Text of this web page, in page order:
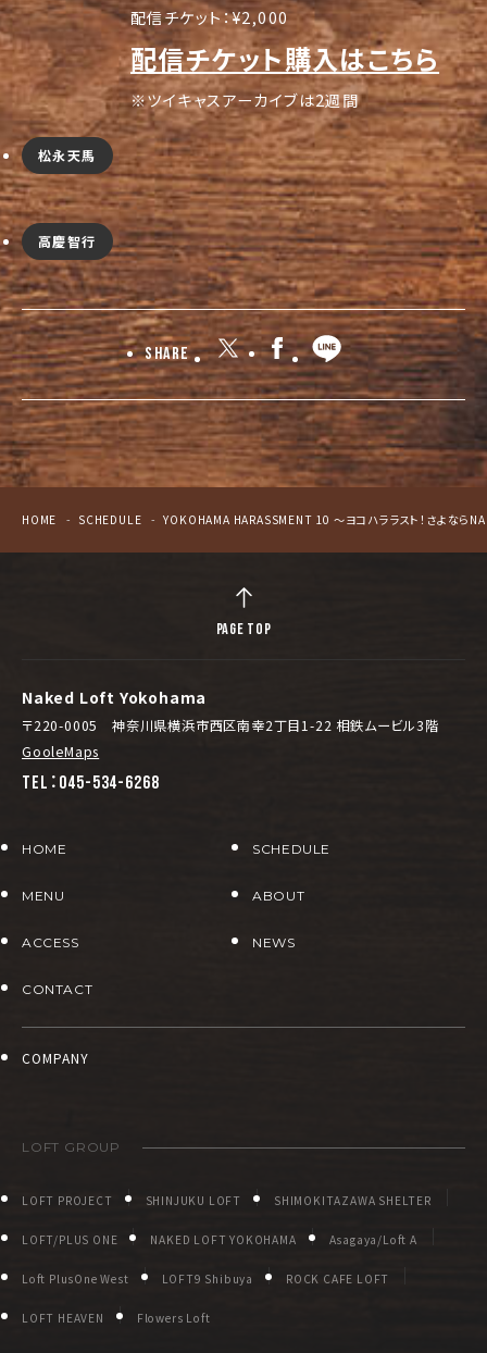
配信チケット：¥2,000
配信チケット購入はこちら
※ツイキャスアーカイブは2週間
松永天馬
高慶智行
Share
HOME SCHEDULE YOKOHAMA HARASSMENT 10 〜ヨコハララスト！さよなら
Naked Loft Yokohama
〒220-0005 神奈川県横浜市西区南幸2丁目1-22 相鉄ムービル3階
GooleMaps
TEL：045-534-6268
HOME SCHEDULE
MENU ABOUT
ACCESS NEWS
CONTACT
COMPANY
LOFT GROUP
LOFT PROJECT SHINJUKU LOFT SHIMOKITAZAWA SHELTER
LOFT/PLUS ONE NAKED LOFT YOKOHAMA Asagaya/Loft A
Loft PlusOne West LOFT9 Shibuya ROCK CAFE LOFT
LOFT HEAVEN Flowers Loft
PAGE TOP